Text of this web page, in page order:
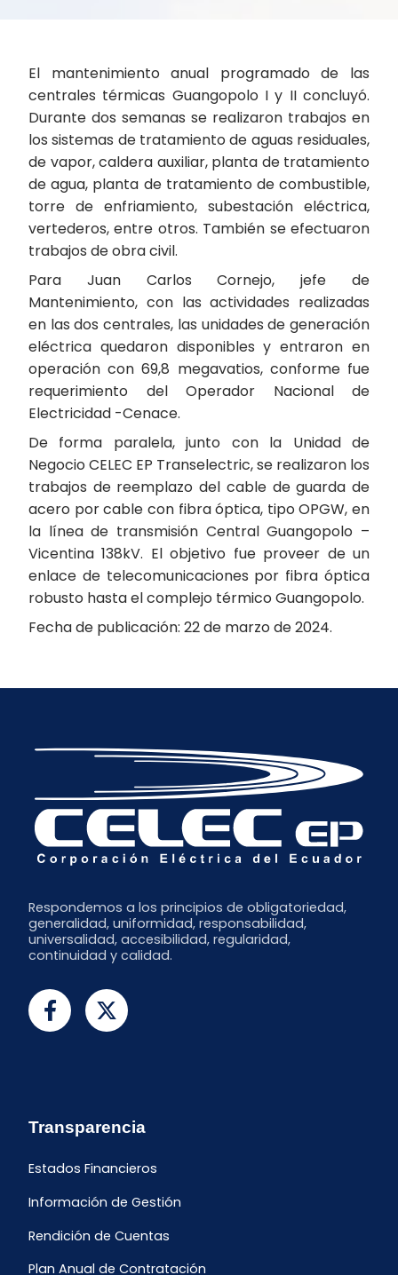
El mantenimiento anual programado de las
centrales térmicas Guangopolo I y II concluyó.
Durante dos semanas se realizaron trabajos en
los sistemas de tratamiento de aguas residuales,
de vapor, caldera auxiliar, planta de tratamiento
de agua, planta de tratamiento de combustible,
torre de enfriamiento, subestación eléctrica,
vertederos, entre otros. También se efectuaron
trabajos de obra civil.
Para Juan Carlos Cornejo, jefe de
Mantenimiento, con las actividades realizadas
en las dos centrales, las unidades de generación
eléctrica quedaron disponibles y entraron en
operación con 69,8 megavatios, conforme fue
requerimiento del Operador Nacional de
Electricidad -Cenace.
De forma paralela, junto con la Unidad de
Negocio CELEC EP Transelectric, se realizaron los
trabajos de reemplazo del cable de guarda de
acero por cable con fibra óptica, tipo OPGW, en
la línea de transmisión Central Guangopolo –
Vicentina 138kV. El objetivo fue proveer de un
enlace de telecomunicaciones por fibra óptica
robusto hasta el complejo térmico Guangopolo.
Fecha de publicación: 22 de marzo de 2024.
Respondemos a los principios de obligatoriedad,
generalidad, uniformidad, responsabilidad,
universalidad, accesibilidad, regularidad,
continuidad y calidad.
Transparencia
Estados Financieros
Información de Gestión
Rendición de Cuentas
Plan Anual de Contratación